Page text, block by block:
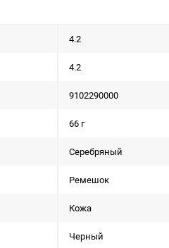
4.2
4.2
9102290000
66 г
Серебряный
Ремешок
Кожа
Черный